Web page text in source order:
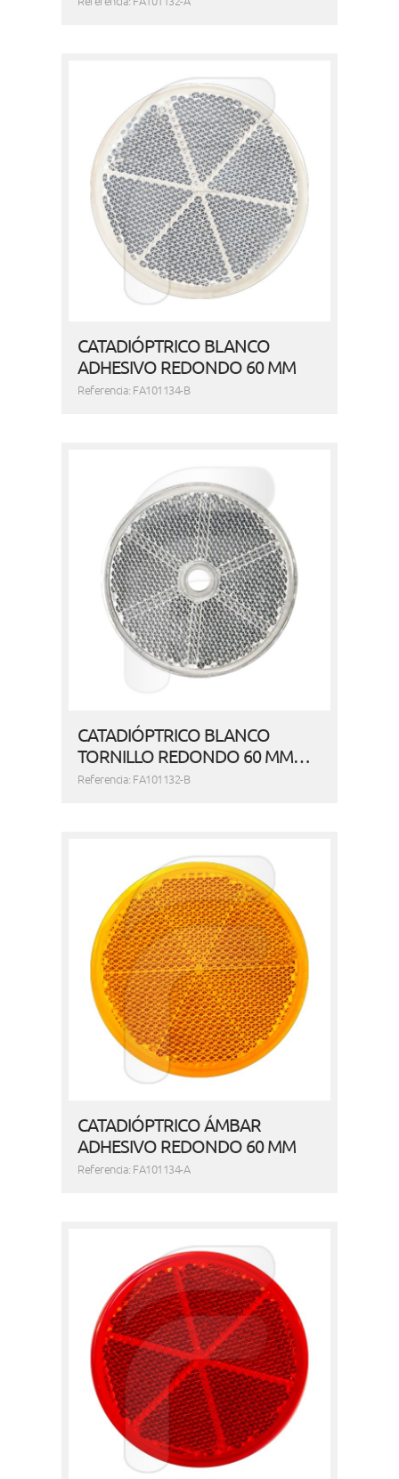
CATADIÓPTRICO BLANCO
ADHESIVO REDONDO 60 MM
Referencia: FA101134-B
CATADIÓPTRICO BLANCO
TORNILLO REDONDO 60 MM…
Referencia: FA101132-B
CATADIÓPTRICO ÁMBAR
ADHESIVO REDONDO 60 MM
Referencia: FA101134-A